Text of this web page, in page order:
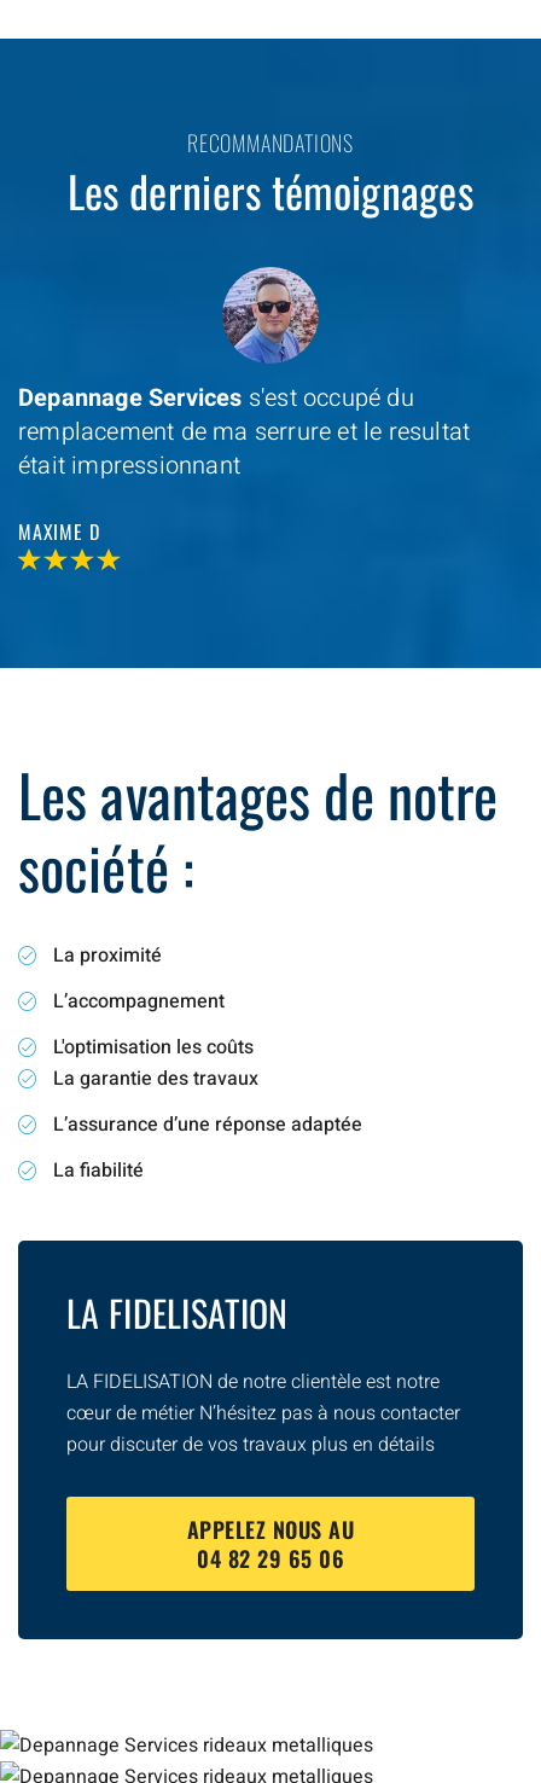
RECOMMANDATIONS
Les derniers témoignages
Depannage Services s'est occupé du
remplacement de ma serrure et le resultat
était impressionnant
MAXIME D
Les avantages de notre
société :
La proximité
L’accompagnement
L'optimisation les coûts
La garantie des travaux
L’assurance d’une réponse adaptée
La fiabilité
LA FIDELISATION
LA FIDELISATION de notre clientèle est notre
cœur de métier N’hésitez pas à nous contacter
pour discuter de vos travaux plus en détails
APPELEZ NOUS AU
04 82 29 65 06